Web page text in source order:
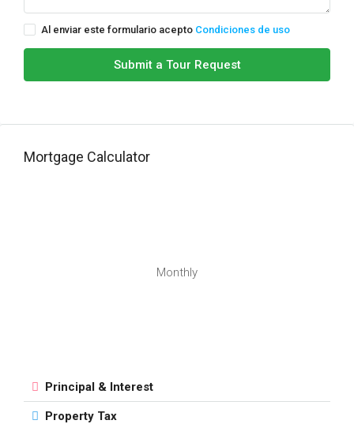
Al enviar este formulario acepto Condiciones de uso
Submit a Tour Request
Mortgage Calculator
Monthly
Principal & Interest
Property Tax